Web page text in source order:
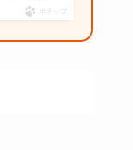
ポチップ